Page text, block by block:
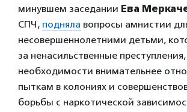
минувшем заседании Ева
СПЧ, подняла вопросы амнистии
несовершеннолетними детьми,
за ненасильственные преступления,
необходимости внимательнее
пыткам в колониях и
борьбы с наркотической